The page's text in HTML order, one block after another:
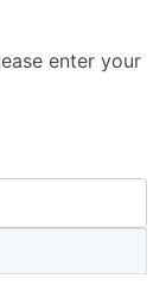
enter your